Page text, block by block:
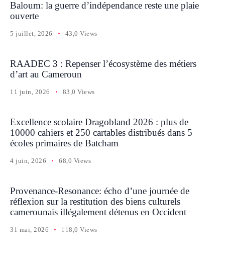
Baloum: la guerre d’indépendance reste une plaie
ouverte
5 juillet, 2026 43,0 Views
RAADEC 3 : Repenser l’écosystème des métiers
d’art au Cameroun
11 juin, 2026 83,0 Views
Excellence scolaire Dragobland 2026 : plus de
10000 cahiers et 250 cartables distribués dans 5
écoles primaires de Batcham
4 juin, 2026 68,0 Views
Provenance-Resonance: écho d’une journée de
réflexion sur la restitution des biens culturels
camerounais illégalement détenus en Occident
31 mai, 2026 118,0 Views